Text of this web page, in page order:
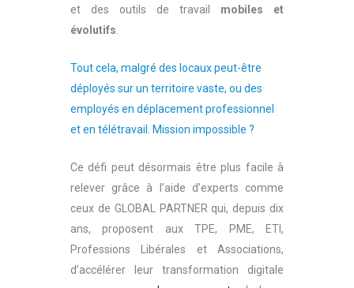
et des outils de travail mobiles et
évolutifs
Tout cela, malgré des locaux peut-être
déployés sur un territoire vaste, ou des
employés en déplacement professionnel
et en télétravail. Mission impossible ?
Ce défi peut désormais être plus facile à
relever grâce à l’aide d’experts comme
ceux de GLOBAL PARTNER qui, depuis dix
ans, proposent aux TPE, PME, ETI,
Professions Libérales et Associations,
d’accélérer leur transformation digitale